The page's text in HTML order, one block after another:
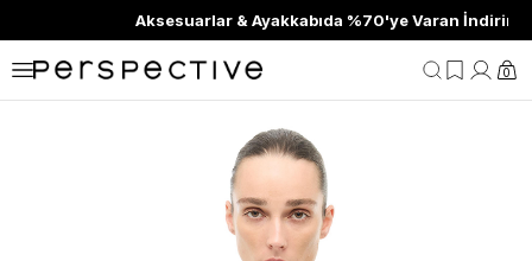
Aksesuarlar & Ayakkabıda %70'ye Varan İndirim
0